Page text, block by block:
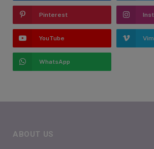
Pinterest
YouTube
WhatsApp
ABOUT US